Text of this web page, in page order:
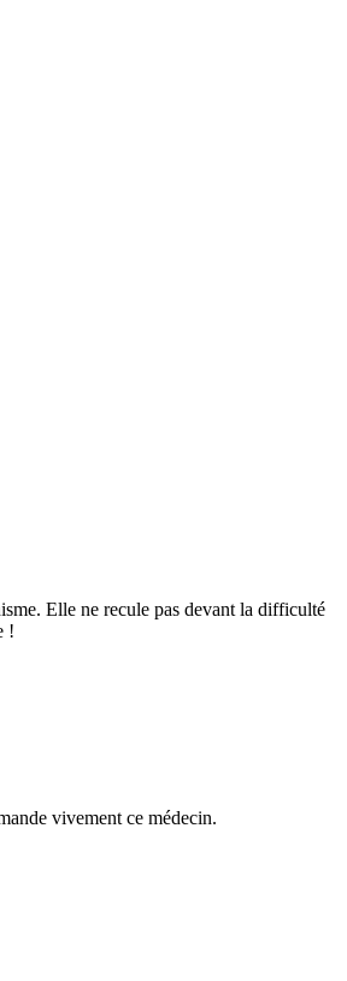
Elle ne recule pas devant la difficulté
!
vivement ce médecin.